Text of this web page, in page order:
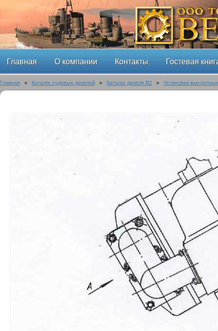
Главная О компании Контакты Гостевая
Главная » Каталог судовых дизелей » Каталог дизеля B2 » Установка